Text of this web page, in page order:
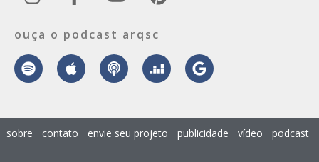
ouça o podcast arqsc
sobre contato envie seu projeto publicidade vídeo podcast